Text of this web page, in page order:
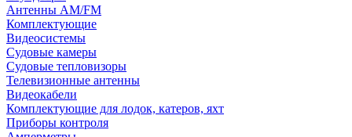
Антенны AM/FM
Комплектующие
Видеосистемы
Судовые камеры
Cудовые тепловизоры
Телевизионные антенны
Видеокабели
Комплектующие для лодок, катеров, яхт
Приборы контроля